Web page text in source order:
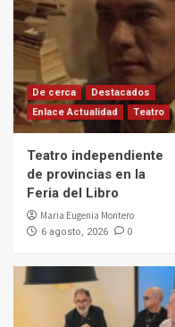
De cerca
Destacados
Enlace Actualidad
Teatro
Teatro independiente
de provincias en la
Feria del Libro
Maria Eugenia Montero
6 agosto, 2026 0